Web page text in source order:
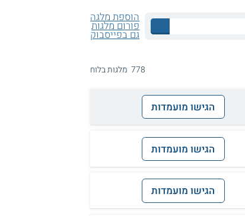
הוספת מלגה
פורום מלגות
גם בפייסבוק
778 מלגות בלוח
הגישו מועמדות
הגישו מועמדות
הגישו מועמדות